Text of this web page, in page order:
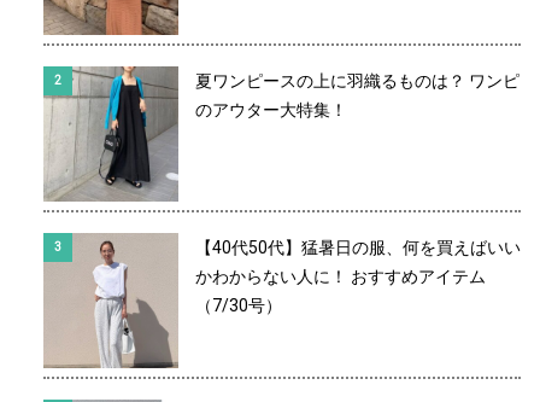
夏ワンピースの上に羽織るものは？ ワンピ
のアウター大特集！
【40代50代】猛暑日の服、何を買えばいい
かわからない人に！ おすすめアイテム
（7/30号）